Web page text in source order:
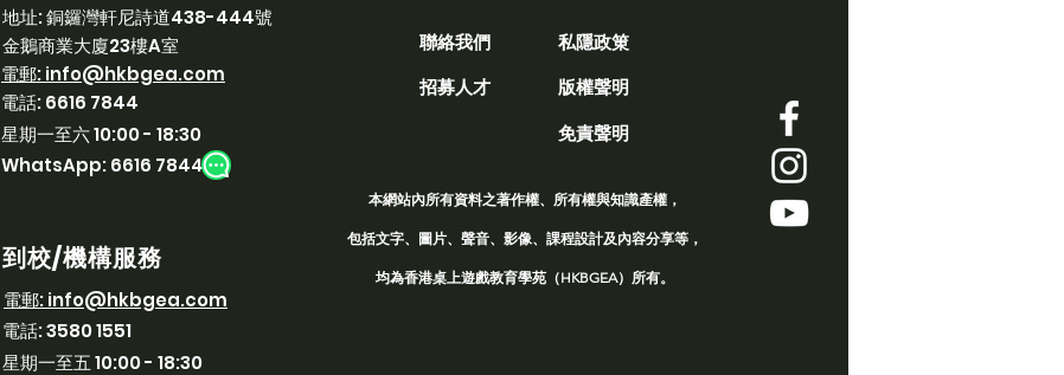
教育學苑 HKBGEA...
​地址:銅鑼灣軒尼詩道438-444號
金鵝商業大廈23樓A室
​電郵:info@hkbgea.com
電話:6616 7844
星期一至六 10:00 - 18:30
WhatsApp: 6616 7844
到校/機構服務
​電郵:info@hkbgea.com
電話:3580 1551
星期一至五 10:00 - 18:30
聯絡我們 私隱政䇿
招募人才 版權聲明
免責聲明
本網站內所有資料之著作權、所有權與知識產權，
包括文字、圖片、聲音、影像、課程設計及內容分享等，
均為香港桌上遊戲教育學苑（HKBGEA）所有。